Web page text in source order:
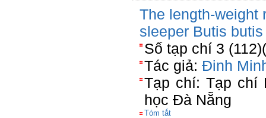
The length-weight
sleeper Butis butis
Số tạp chí 3
Tác giả: Đinh
Tạp chí: Tạp chí
học Đà Nẵng
Tóm tắt